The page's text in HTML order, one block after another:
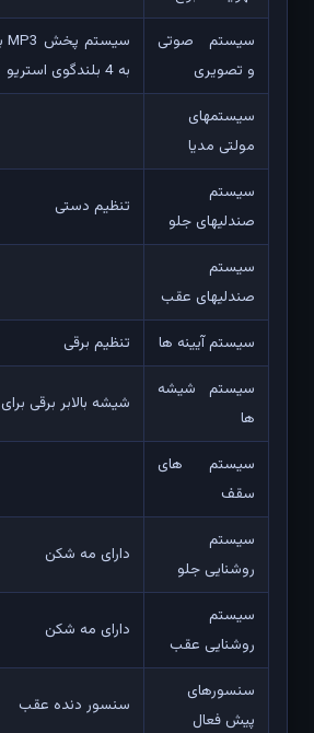
سیستم صوتی
و تصویری
به 4 بلندگوی استریو
سیستمهای
مولتی مدیا
سیستم
صندلیهای جلو
تنظیم دستی
سیستم
صندلیهای عقب
سیستم آیینه ها
تنظیم برقی
سیستم شیشه
ها
شیشه بالابر برقی برای 4 در
سیستم های
سقف
سیستم
روشنایی جلو
دارای مه شکن
سیستم
روشنایی عقب
دارای مه شکن
سنسورهای
پیش فعال
سنسور دنده عقب